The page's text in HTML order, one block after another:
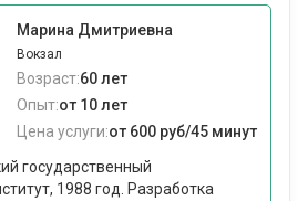
Марина Дмитриевна
Вокзал
Возраст:60 лет
Опыт:от 10 лет
Цена услуги:от 600 руб/45 минут
государственный
1988 год. Разработка